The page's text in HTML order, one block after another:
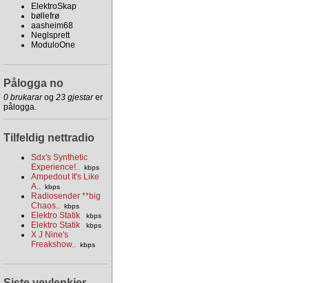
ElektroSkap
bøllefrø
aasheim68
Neglsprett
ModuloOne
Pålogga no
0 brukararog 23 gjestarer
pålogga.
Tilfeldig nettradio
Sdx's Synthetic
Experience!.. kbps
Ampedout It's Like
A.. kbps
Radiosender **big
Chaos.. kbps
Elektro Statik kbps
Elektro Statik kbps
X J Nine's
Freakshow.. kbps